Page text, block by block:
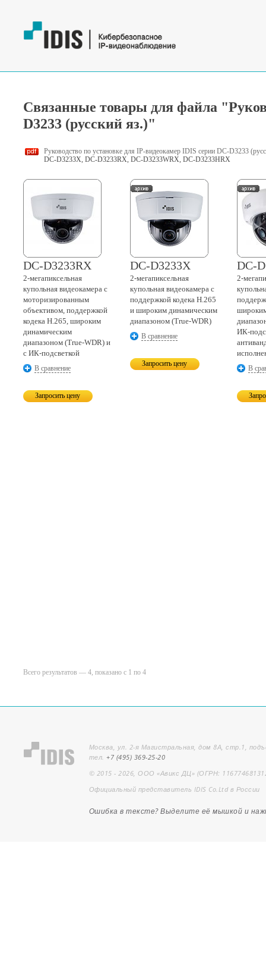
Связанные товары для файла
D3233 (русский яз.)"
Руководство по установке для IP-видеокамер IDIS серии DC-D3233
DC-D3233X, DC-D3233RX, DC-D3233WRX, DC-D3233HRX
DC-D3233RX
2-мегапиксельная
купольная видеокамера с
моторизированным
объективом, поддержкой
кодека H.265, широким
динамическим
диапазоном (True-WDR) и
с ИК-подсветкой
В сравнение
Запросить цену
DC-D3233X
2-мегапиксельная
купольная видеокамера с
поддержкой кодека H.265
и широким динамическим
диапазоном (True-WDR)
В сравнение
Запросить цену
DC-
2-
ИК-
В
Всего результатов — 4, показано с 1 по 4
Москва, ул. 2-я Магистральная, дом 8А, стр.1,
тел.+7 (495) 369-25-20
© 2015 - 2026, ООО «Авикс ДЦ» (ОГРН:
Официальный представитель IDIS Co.Ltd в России
Ошибка в тексте? Выделите её мышкой и